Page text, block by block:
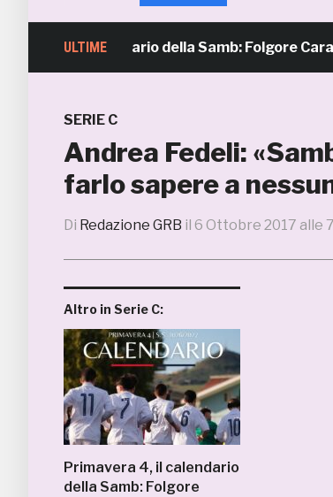
ULTIME
4, il calendario della Samb: Folgore Caratese
SERIE C
Andrea Fedeli:
farlo sapere a
Di Redazione GRB il 6 Ottobre 2017 alle
Altro in Serie C:
Primavera 4, il calendario
della Samb: Folgore